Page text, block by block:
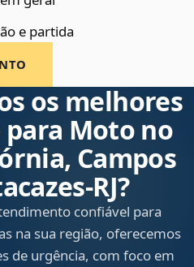
e partida
os melhores
Moto no
Campos
confiável para
na sua região, oferecemos
de urgência, com foco em